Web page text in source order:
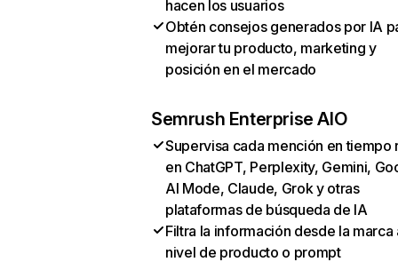
hacen los usuarios
Obtén consejos generados por IA
mejorar tu producto, marketing y
posición en el mercado
Semrush Enterprise AIO
Supervisa cada mención en tiempo
en ChatGPT, Perplexity, Gemini,
AI Mode, Claude, Grok y otras
plataformas de búsqueda de IA
Filtra la información desde la marca
nivel de producto o prompt